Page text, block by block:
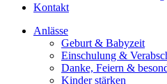
Kontakt
Anlässe
Geburt & Babyzeit
Einschulung &
Danke, Feiern &
Kinder stärken